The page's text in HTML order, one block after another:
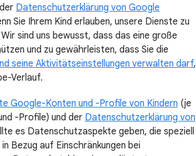
Datenschutzerklärung von Google
Sie Ihrem Kind erlauben, unsere Dienste zu
sind uns bewusst, dass das eine große
und zu gewährleisten, dass Sie die
seine Aktivitätseinstellungen verwalten darf,
Verlauf.
Google-Konten und -Profile von Kindern (je
-Profile) und der Datenschutzerklärung von
es Datenschutzaspekte geben, die speziell
Bezug auf Einschränkungen bei